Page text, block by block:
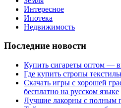
Интересное
Ипотека
Недвижимость
Последние новости
Купить сигареты оптом —
Где купить стропы
Скачать игры с хорошей
бесплатно на русском языке
Лучшие лакорны с полным